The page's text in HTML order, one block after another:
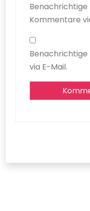
Kommentare
via E-Mail.